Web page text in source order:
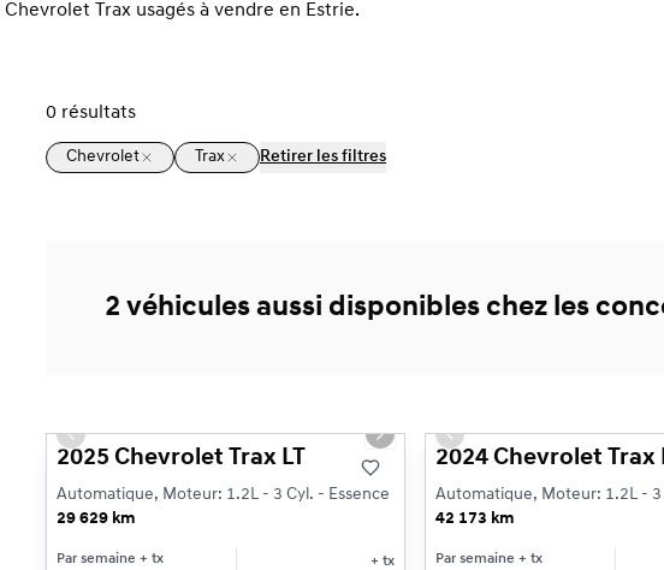
Trax usagés à vendre en Estrie.
0 résultats
Chevrolet Trax Retirer les filtres
2 véhicules aussi disponibles chez les
Previous slide Next slide
2025 Chevrolet Trax LT
Automatique, Moteur: 1.2L - 3 Cyl. - Essence
29 629 km
Par semaine + tx + tx
Previous slide
2024 Chevrolet Trax
Automatique, Moteur: 1.2L - 3
42 173 km
Par semaine + tx